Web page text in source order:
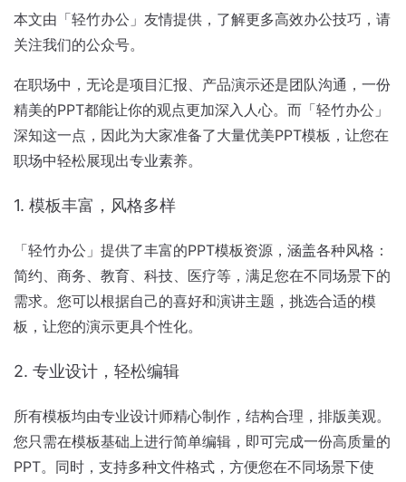
本文由「轻竹办公」友情提供，了解更多高效办公技巧，请
关注我们的公众号。
在职场中，无论是项目汇报、产品演示还是团队沟通，一份
精美的PPT都能让你的观点更加深入人心。而「轻竹办公」
深知这一点，因此为大家准备了大量优美PPT模板，让您在
职场中轻松展现出专业素养。
1. 模板丰富，风格多样
「轻竹办公」提供了丰富的PPT模板资源，涵盖各种风格：
简约、商务、教育、科技、医疗等，满足您在不同场景下的
需求。您可以根据自己的喜好和演讲主题，挑选合适的模
板，让您的演示更具个性化。
2. 专业设计，轻松编辑
所有模板均由专业设计师精心制作，结构合理，排版美观。
您只需在模板基础上进行简单编辑，即可完成一份高质量的
PPT。同时，支持多种文件格式，方便您在不同场景下使